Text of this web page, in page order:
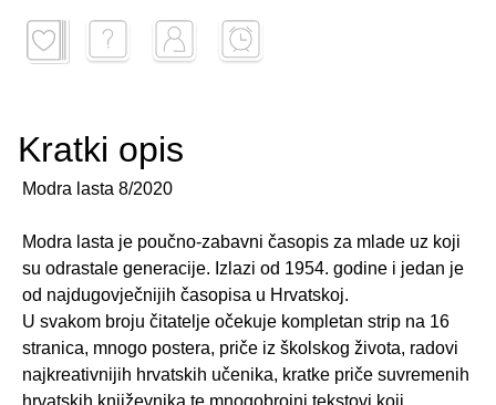
Kratki opis
Modra lasta 8/2020
Modra lasta je poučno-zabavni časopis za mlade uz koji
su odrastale generacije. Izlazi od 1954. godine i jedan je
od najdugovječnijih časopisa u Hrvatskoj.
U svakom broju čitatelje očekuje kompletan strip na 16
stranica, mnogo postera, priče iz školskog života, radovi
najkreativnijih hrvatskih učenika, kratke priče suvremenih
hrvatskih književnika te mnogobrojni tekstovi koji